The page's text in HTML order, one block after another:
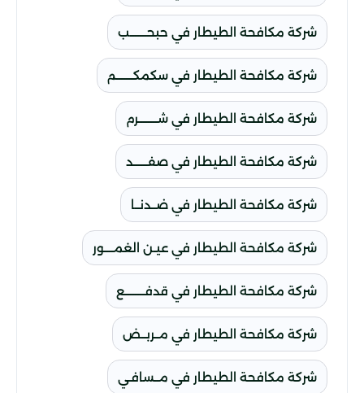
شركة مكافحة الطيطار في حبحـــــــب
شركة مكافحة الطيطار في سكمكـــــــم
شركة مكافحة الطيطار في شــــــــرم
شركة مكافحة الطيطار في صفــــــد
شركة مكافحة الطيطار في ضــدنــا
شركة مكافحة الطيطار في عيـن الغمــــور
شركة مكافحة الطيطار في قدفــــــــع
شركة مكافحة الطيطار في مــربــض
شركة مكافحة الطيطار في مــسافـي